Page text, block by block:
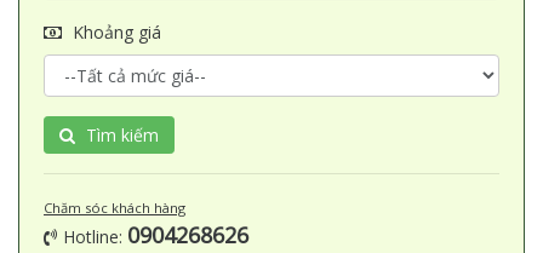
Khoảng giá
Tìm kiếm
Chăm sóc khách hàng
Hotline: 0904268626